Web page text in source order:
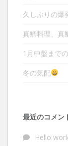
久しぶりの爆
真鯛料理、真
1月中盤まで
冬の気配
最近のコメン
Hello